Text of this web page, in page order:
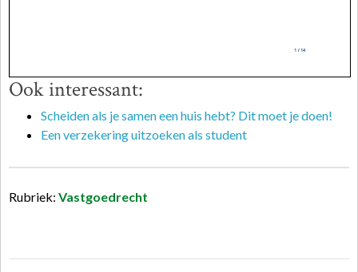
Ook interessant:
Scheiden als je samen een huis hebt? Dit moet je doen!
Een verzekering uitzoeken als student
Rubriek: Vastgoedrecht